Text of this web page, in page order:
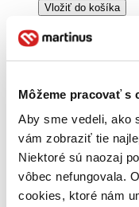
Môžeme pracovať s
Aby sme vedeli, ako
vám zobraziť tie
Niektoré sú naozaj
vôbec nefungovala.
cookies, ktoré nám
Vložiť do košíka